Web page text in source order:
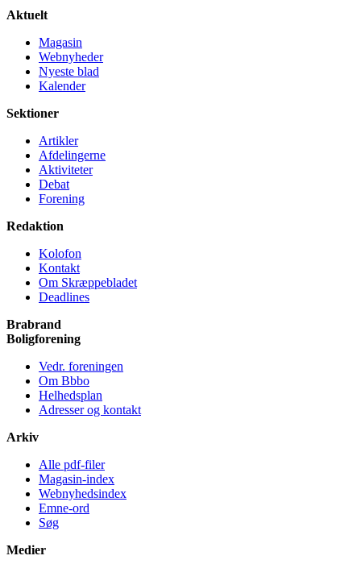
Aktuelt
Magasin
Webnyheder
Nyeste blad
Kalender
Sektioner
Artikler
Afdelingerne
Aktiviteter
Debat
Forening
Redaktion
Kolofon
Kontakt
Om Skræppe­bladet
Deadlines
Brabrand
Bolig­forening
Vedr. foreningen
Om Bbbo
Helheds­plan
Adresser og kontakt
Arkiv
Alle pdf-filer
Magasin-index
Webnyhedsindex
Emne-ord
Søg
Medier